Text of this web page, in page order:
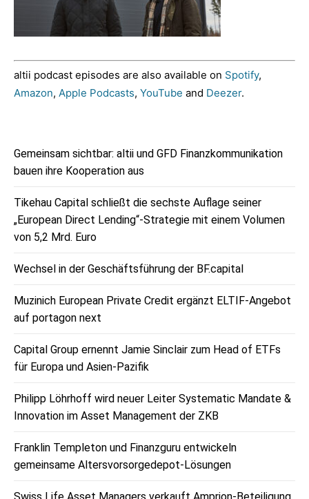
altii podcast episodes are also available on Spotify,
Amazon, Apple Podcasts, YouTube and Deezer.
Gemeinsam sichtbar: altii und GFD Finanzkommunikation
bauen ihre Kooperation aus
Tikehau Capital schließt die sechste Auflage seiner
„European Direct Lending“-Strategie mit einem Volumen
von 5,2 Mrd. Euro
Wechsel in der Geschäftsführung der BF.capital
Muzinich European Private Credit ergänzt ELTIF-Angebot
auf portagon next
Capital Group ernennt Jamie Sinclair zum Head of ETFs
für Europa und Asien-Pazifik
Philipp Löhrhoff wird neuer Leiter Systematic Mandate &
Innovation im Asset Management der ZKB
Franklin Templeton und Finanzguru entwickeln
gemeinsame Altersvorsorgedepot-Lösungen